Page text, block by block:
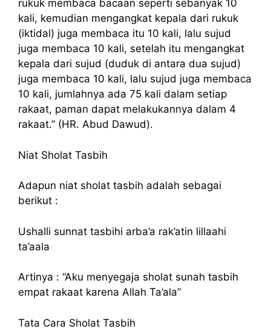
rukuk membaca bacaan seperti sebanyak 10
kali, kemudian mengangkat kepala dari rukuk
(iktidal) juga membaca itu 10 kali, lalu sujud
juga membaca 10 kali, setelah itu mengangkat
kepala dari sujud (duduk di antara dua sujud)
juga membaca 10 kali, lalu sujud juga membaca
10 kali, jumlahnya ada 75 kali dalam setiap
rakaat, paman dapat melakukannya dalam 4
rakaat.” (HR. Abud Dawud).
Niat Sholat Tasbih
Adapun niat sholat tasbih adalah sebagai
berikut :
Ushalli sunnat tasbihi arba’a rak’atin lillaahi
ta’aala
Artinya : “Aku menyegaja sholat sunah tasbih
empat rakaat karena Allah Ta’ala”
Tata Cara Sholat Tasbih